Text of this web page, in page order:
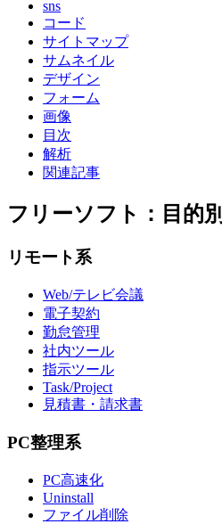
sns
コード
サイトマップ
サムネイル
デザイン
フォーム
画像
目次
解析
関連記事
フリーソフト：目的別
リモート系
Web/テレビ会議
電子契約
勤怠管理
社内ツール
指示ツール
Task/Project
見積書・請求書
PC整理系
PC高速化
Uninstall
ファイル削除